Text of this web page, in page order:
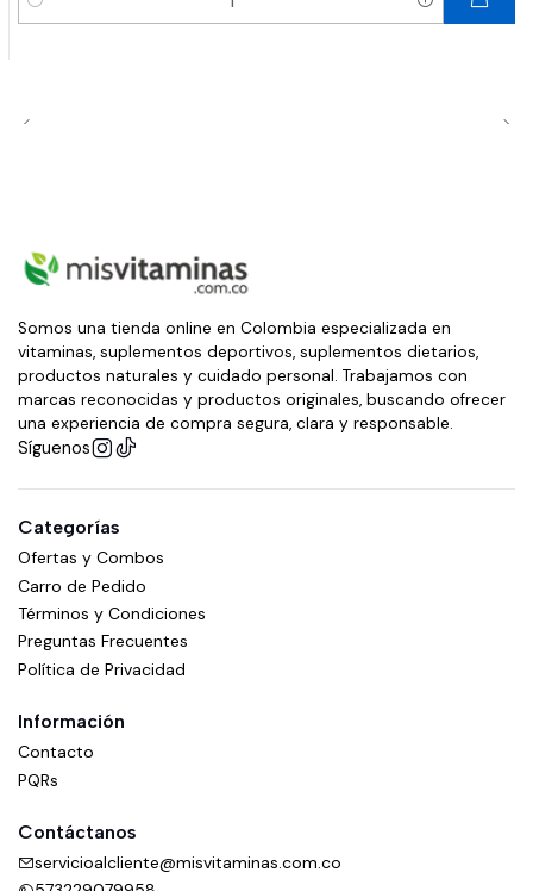
Cantidad
Somos una tienda online en Colombia especializada en
vitaminas, suplementos deportivos, suplementos dietarios,
productos naturales y cuidado personal. Trabajamos con
marcas reconocidas y productos originales, buscando ofrecer
una experiencia de compra segura, clara y responsable.
Síguenos
Categorías
Ofertas y Combos
Carro de Pedido
Términos y Condiciones
Preguntas Frecuentes
Política de Privacidad
Información
Contacto
PQRs
Contáctanos
servicioalcliente@misvitaminas.com.co